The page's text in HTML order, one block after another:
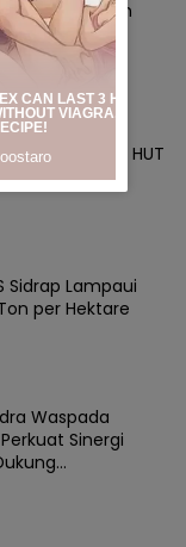
Sawah Panen
Rutan
Semarakkan HUT
Sidrap Lampaui
per Hektare
Waspada
Sinergi